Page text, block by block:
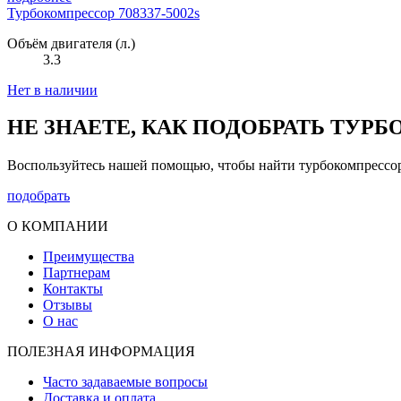
Турбокомпрессор 708337-5002s
Объём двигателя (л.)
3.3
Нет в наличии
НЕ ЗНАЕТЕ, КАК ПОДОБРАТЬ
Воспользуйтесь нашей помощью, чтобы найти
подобрать
О КОМПАНИИ
Преимущества
Партнерам
Контакты
Отзывы
О нас
ПОЛЕЗНАЯ ИНФОРМАЦИЯ
Часто задаваемые вопросы